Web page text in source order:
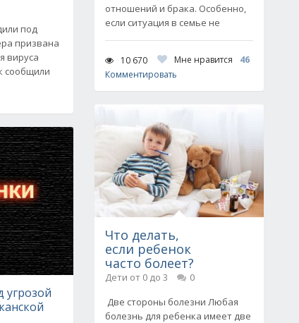
под
призвана
вируса
сообщили
отношений и брака. Особенно,
если ситуация в семье не
10 670 Мне нравится
46
Комментировать
Что делать,
если ребенок
часто болеет?
Дети от 0 до 3
0
Две стороны болезни Любая
болезнь для ребенка имеет две